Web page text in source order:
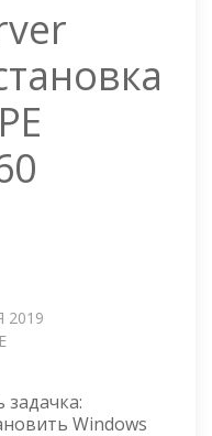
2019
2012
задачка:
Windows